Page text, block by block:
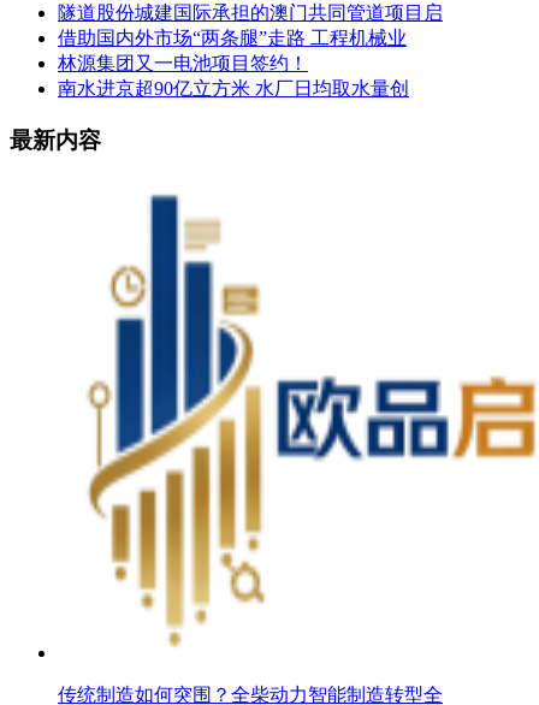
隧道股份城建国际承担的澳门共同管道项目启
借助国内外市场“两条腿”走路 工程机械业
林源集团又一电池项目签约！
南水进京超90亿立方米 水厂日均取水量创
最新内容
传统制造如何突围？全柴动力智能制造转型全